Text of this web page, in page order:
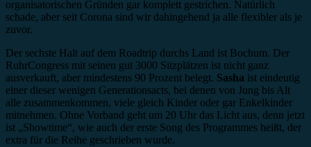
organisatorischen Gründen gar komplett gestrichen. Natürlich
schade, aber seit Corona sind wir dahingehend ja alle flexibler als je
zuvor.
Der sechste Halt auf dem Roadtrip durchs Land ist Bochum. Der
RuhrCongress mit seinen gut 3000 Sitzplätzen ist nicht ganz
ausverkauft, aber mindestens 90 Prozent belegt. Sasha ist eindeutig
einer dieser wenigen Generationsacts, bei denen von Jung bis Alt
alle zusammenkommen, viele gleich Kinder oder gar Enkelkinder
mitnehmen. Ohne Vorband geht um 20 Uhr das Licht aus, denn jetzt
ist „Showtime“, wie auch der erste Song des Programmes heißt, der
extra für die Reihe geschrieben wurde.